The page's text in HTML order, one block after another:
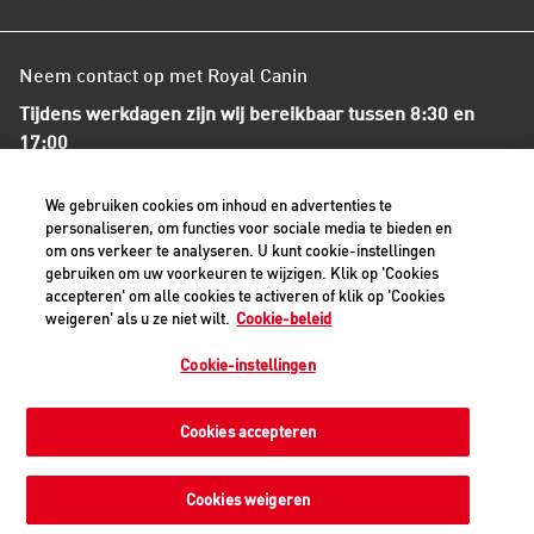
Neem contact op met Royal Canin
Tijdens werkdagen zijn wij bereikbaar tussen 8:30 en
17:00
+31(0)413-318418
Contact met ons opnemen
Veilige betaalmethoden - alle bedragen zijn inclusief BTW
Cookiemelding Juridisch
Cookie-instellingen
We gebruiken cookies om inhoud en advertenties te
personaliseren, om functies voor sociale media te bieden en
om ons verkeer te analyseren. U kunt cookie-instellingen
gebruiken om uw voorkeuren te wijzigen. Klik op 'Cookies
accepteren' om alle cookies te activeren of klik op 'Cookies
weigeren' als u ze niet wilt. Cookie-beleid
Cookie-instellingen
Cookies weigeren
Cookies accepteren